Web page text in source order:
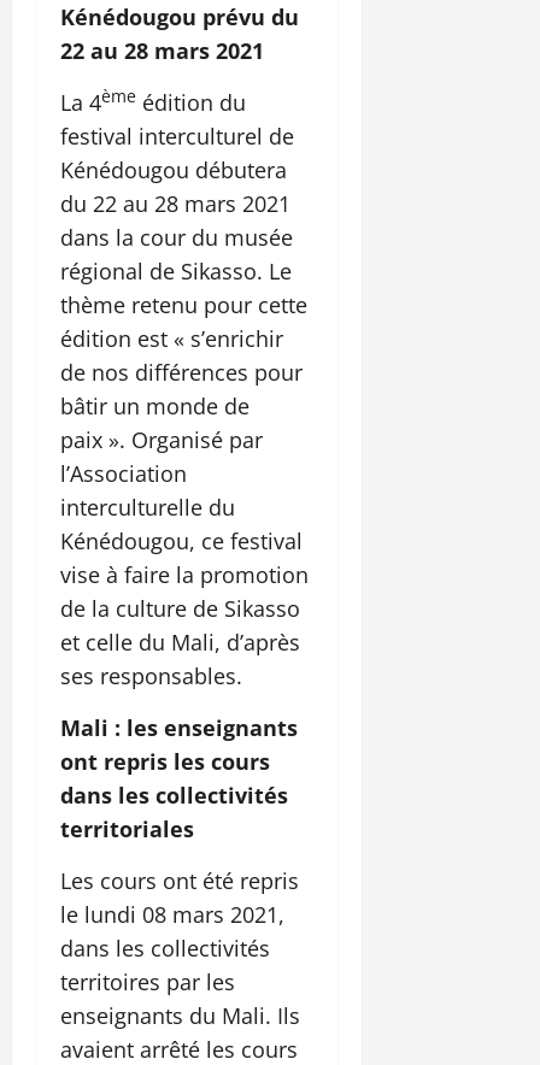
Kénédougou prévu du
22 au 28 mars 2021
La 4ème édition du
festival interculturel de
Kénédougou débutera
du 22 au 28 mars 2021
dans la cour du musée
régional de Sikasso. Le
thème retenu pour cette
édition est « s’enrichir
de nos différences pour
bâtir un monde de
paix ». Organisé par
l’Association
interculturelle du
Kénédougou, ce festival
vise à faire la promotion
de la culture de Sikasso
et celle du Mali, d’après
ses responsables.
Mali : les enseignants
ont repris les cours
dans les collectivités
territoriales
Les cours ont été repris
le lundi 08 mars 2021,
dans les collectivités
territoires par les
enseignants du Mali. Ils
avaient arrêté les cours